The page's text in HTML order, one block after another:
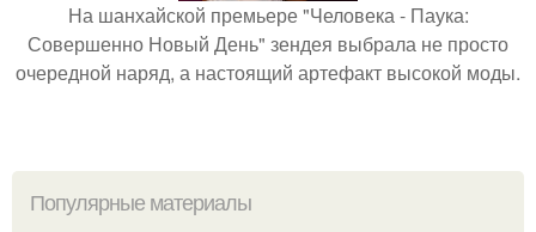
На шанхайской премьере "Человека - Паука:
Совершенно Новый День" зендея выбрала не просто
очередной наряд, а настоящий артефакт высокой моды.
Популярные материалы